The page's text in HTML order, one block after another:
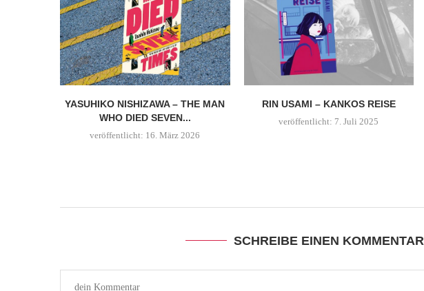
YASUHIKO NISHIZAWA – THE MAN
WHO DIED SEVEN...
veröffentlicht: 16. März 2026
RIN USAMI – KANKOS REISE
veröffentlicht: 7. Juli 2025
SCHREIBE EINEN KOMMENTAR